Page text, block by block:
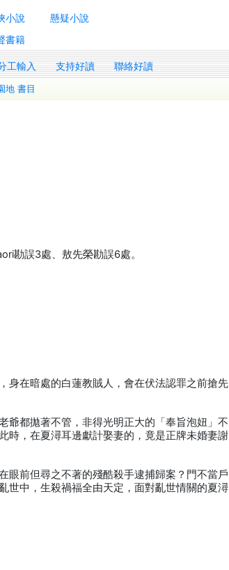
小說
懸疑小說
書籍
工輸入 支持好讀 聯絡好讀
地 書目
勘誤3處、敖先榮勘誤6處。
身在暗處的白蓮教賊人，會在伏法認罪之前搶先
爺都拋著不管，非得光明正大的「奉旨泡妞」不
時，在夏潯耳邊獻計娶妻的，竟是正牌未婚妻謝
眼前但尋之不著的殘酷殺手逮捕歸案？門不當戶
世中，生殺禍福全由天定，面對亂世情關的夏潯